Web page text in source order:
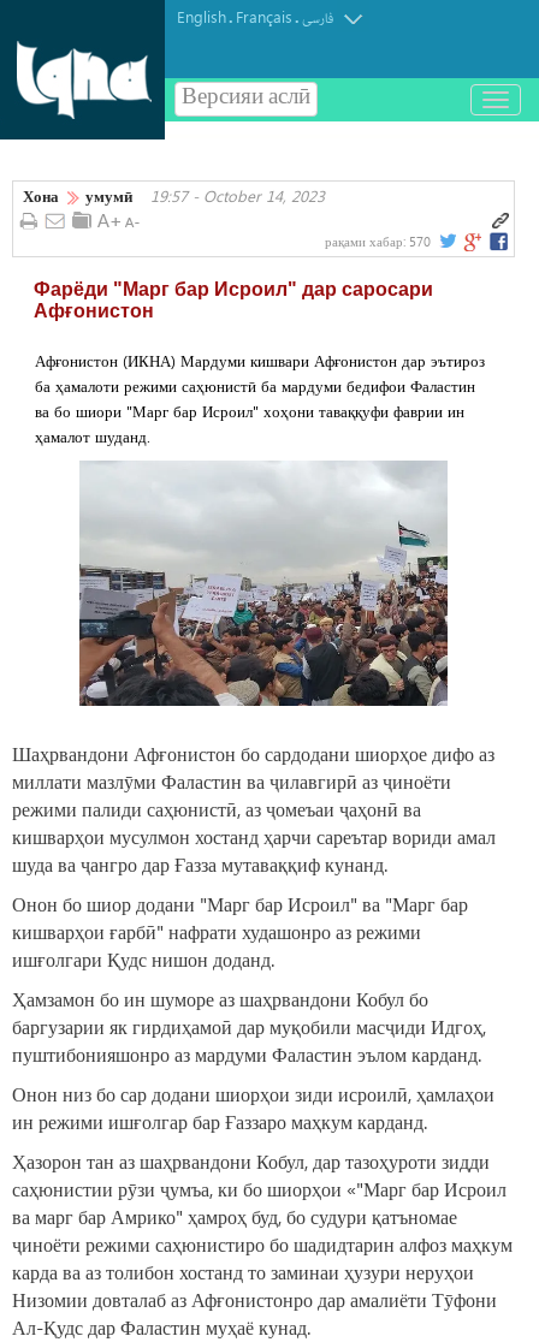
English. Français.فارسی
Версияи аслӣ
باز
و
کردن
Хона умумӣ 19:57 - October 14, 2023
рақами хабар: 570
Фарёди "Марг бар Исроил" дар саросари
Афғонистон
Афғонистон (ИКНА) Мардуми кишвари Афғонистон дар эътироз
ба ҳамалоти режими саҳюнистӣ ба мардуми бедифои Фаластин
ва бо шиори "Марг бар Исроил" хоҳони таваққуфи фаврии ин
ҳамалот шуданд.
Шаҳрвандони Афғонистон бо сардодани шиорҳое дифо аз
миллати мазлӯми Фаластин ва ҷилавгирӣ аз ҷиноёти
режими палиди саҳюнистӣ, аз ҷомеъаи ҷаҳонӣ ва
кишварҳои мусулмон хостанд ҳарчи сареътар вориди амал
шуда ва ҷангро дар Ғазза мутаваққиф кунанд.
Онон бо шиор додани "Марг бар Исроил" ва "Марг бар
кишварҳои ғарбӣ" нафрати худашонро аз режими
ишғолгари Қудс нишон доданд.
Ҳамзамон бо ин шуморе аз шаҳрвандони Кобул бо
баргузарии як гирдиҳамоӣ дар муқобили масҷиди Идгоҳ,
пуштибонияшонро аз мардуми Фаластин эълом карданд.
Онон низ бо сар додани шиорҳои зиди исроилӣ, ҳамлаҳои
ин режими ишғолгар бар Ғаззаро маҳкум карданд.
Ҳазорон тан аз шаҳрвандони Кобул, дар тазоҳуроти зидди
саҳюнистии рӯзи ҷумъа, ки бо шиорҳои «"Марг бар Исроил
ва марг бар Амрико" ҳамроҳ буд, бо судури қатъномае
ҷиноёти режими саҳюнистиро бо шадидтарин алфоз маҳкум
карда ва аз толибон хостанд то заминаи ҳузури неруҳои
Низомии довталаб аз Афғонистонро дар амалиёти Тӯфони
Ал-Қудс дар Фаластин муҳаё кунад.